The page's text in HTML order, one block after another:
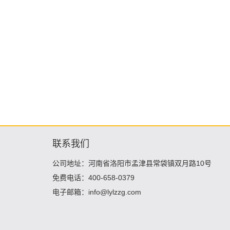
联系我们
公司地址：河南省洛阳市孟津县常袋镇双月路10号
免费电话：400-658-0379
电子邮箱：info@lylzzg.com